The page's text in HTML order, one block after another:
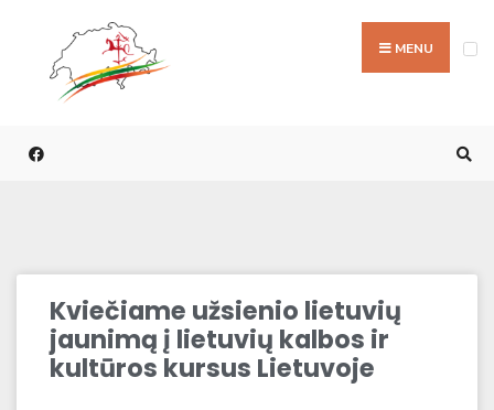
MENU
Kviečiame užsienio lietuvių
jaunimą į lietuvių kalbos ir
kultūros kursus Lietuvoje